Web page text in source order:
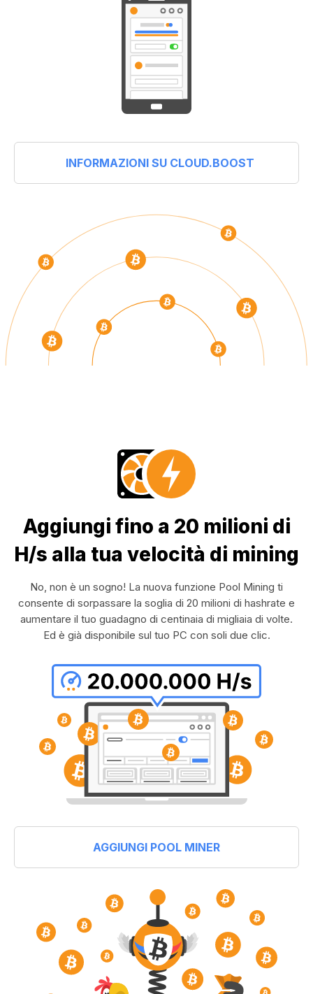
INFORMAZIONI SU CLOUD.BOOST
Aggiungi fino a 20 milioni di
H/s alla tua velocità di mining
No, non è un sogno! La nuova funzione Pool Mining ti
consente di sorpassare la soglia di 20 milioni di hashrate e
aumentare il tuo guadagno di centinaia di migliaia di volte.
Ed è già disponibile sul tuo PC con soli due clic.
AGGIUNGI POOL MINER